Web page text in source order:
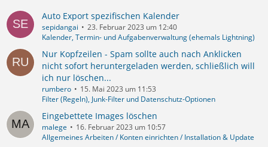
Auto Export spezifischen Kalender
sepidangai
23. Februar 2023 um 12:40
Kalender, Termin- und Aufgabenverwaltung (ehemals Lightning)
Nur Kopfzeilen - Spam sollte auch nach Anklicken
nicht sofort heruntergeladen werden, schließlich will
ich nur löschen...
rumbero
15. Mai 2023 um 11:53
Filter (Regeln), Junk-Filter und Datenschutz-Optionen
Eingebettete Images löschen
malege
16. Februar 2023 um 10:57
Allgemeines Arbeiten / Konten einrichten / Installation & Update